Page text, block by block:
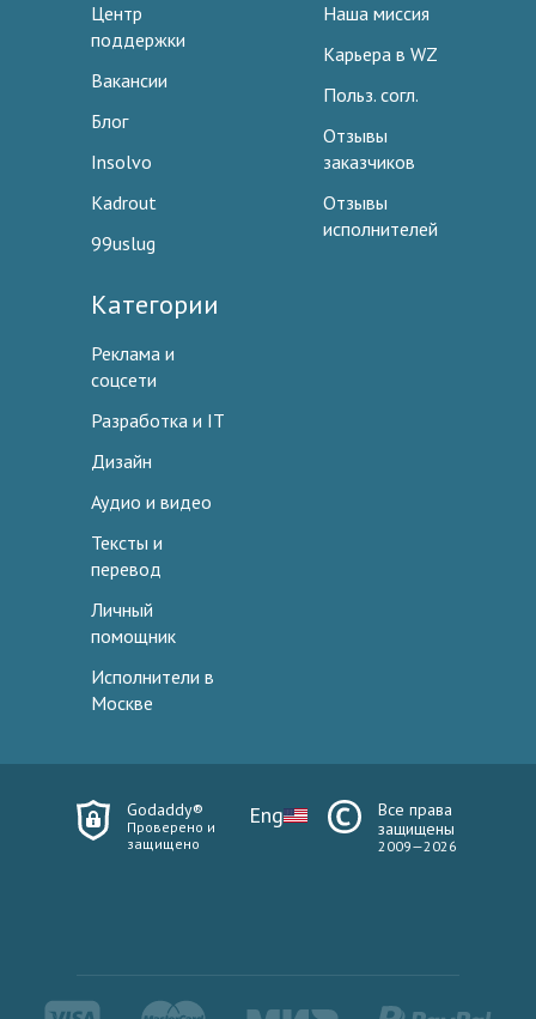
Центр
поддержки
Вакансии
Блог
Insolvo
Kadrout
99uslug
Наша миссия
Карьера в WZ
Польз. согл.
Отзывы
заказчиков
Отзывы
исполнителей
Категории
Реклама и
соцсети
Разработка и IT
Дизайн
Аудио и видео
Тексты и
перевод
Личный
помощник
Исполнители в
Москве
Godaddy®
Проверено и
защищено
Eng
Все права
защищены
2009—2026